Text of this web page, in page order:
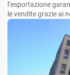
l’esportazione
le vendite grazie ai